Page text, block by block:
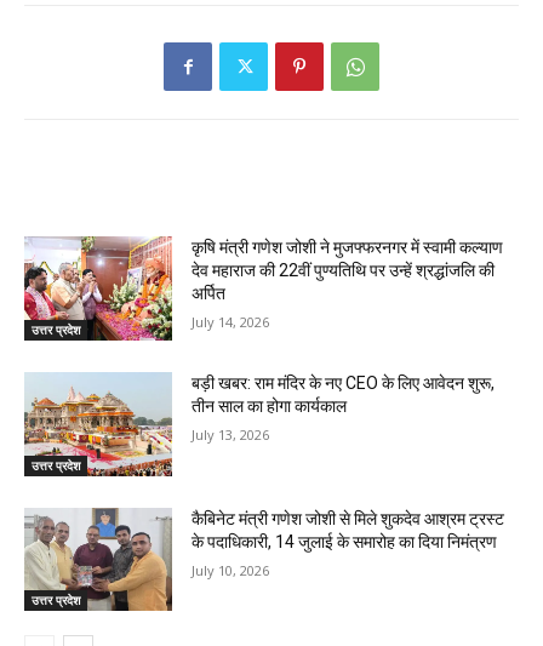
उत्तर प्रदेश
कृषि मंत्री गणेश जोशी ने मुजफ्फरनगर में स्वामी कल्याण
देव महाराज की 22वीं पुण्यतिथि पर उन्हें श्रद्धांजलि की
अर्पित
July 14, 2026
उत्तर प्रदेश
बड़ी खबर: राम मंदिर के नए CEO के लिए आवेदन शुरू,
तीन साल का होगा कार्यकाल
July 13, 2026
उत्तर प्रदेश
कैबिनेट मंत्री गणेश जोशी से मिले शुकदेव आश्रम ट्रस्ट
के पदाधिकारी, 14 जुलाई के समारोह का दिया निमंत्रण
July 10, 2026